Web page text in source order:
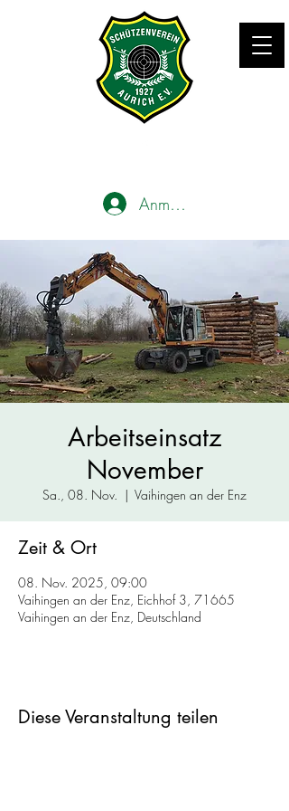
Anmelden
Arbeitseinsatz
November
Sa., 08. Nov.
  |
Vaihingen an der Enz
Zeit & Ort
08. Nov. 2025, 09:00
Vaihingen an der Enz, Eichhof 3, 71665
Vaihingen an der Enz, Deutschland
Diese Veranstaltung teilen